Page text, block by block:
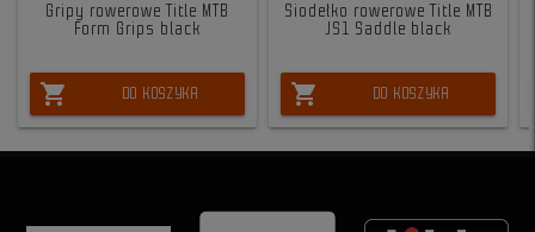
Gripy rowerowe Title MTB
Form Grips black
shopping_cart DO KOSZYKA
Siodełko rowerowe Title MTB
JS1 Saddle black
shopping_cart DO KOSZYKA